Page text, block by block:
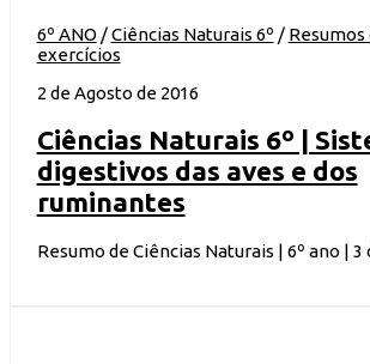
6º ANO /Ciências Naturais 6º /
exercícios
2 de Agosto de 2016
Ciências Naturais 6º |
digestivos das aves e dos
ruminantes
Resumo de Ciências Naturais | 6º ano | 3